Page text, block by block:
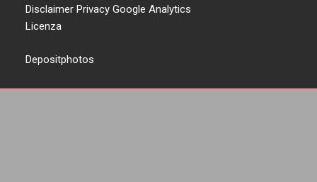
Disclaimer Privacy Google Analytics
Licenza
Depositphotos